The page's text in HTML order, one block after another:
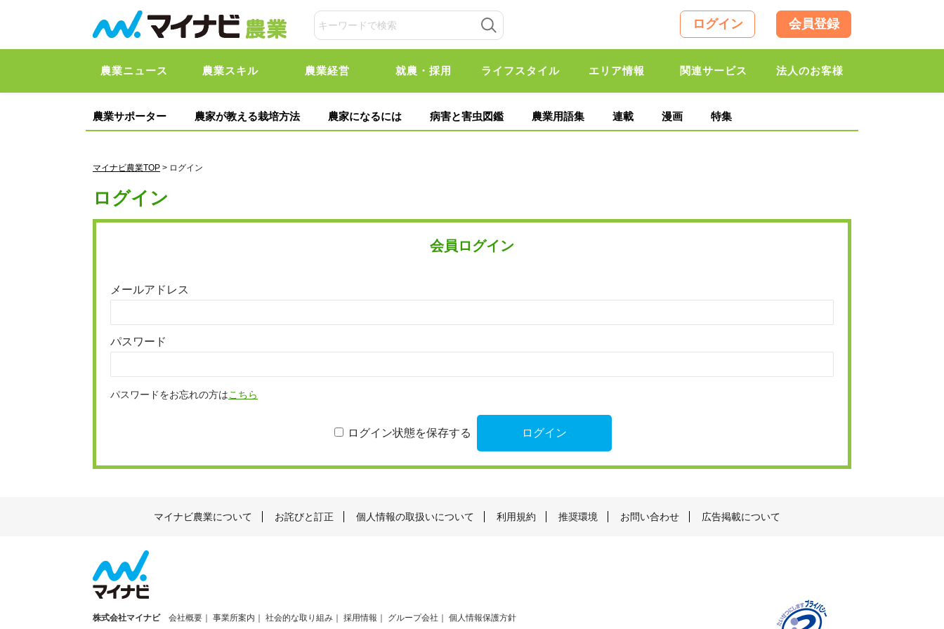
ログイン 会員登録
農業ニュース 農業スキル 農業経営 就農・採用 ライフスタイル エリア情報 関連サービス 法人のお客様
農業サポーター 農家が教える栽培方法 農家になるには 病害と害虫図鑑 農業用語集 連載 漫画 特集
マイナビ農業TOP > ログイン
ログイン
会員ログイン
メールアドレス
パスワード
パスワードをお忘れの方はこちら
ログイン状態を保存する
マイナビ農業について お詫びと訂正 個人情報の取扱いについて 利用規約 推奨環境 お問い合わせ 広告掲載について
株式会社マイナビ 会社概要 事業所案内 社会的な取り組み 採用情報 グループ会社 個人情報保護方針